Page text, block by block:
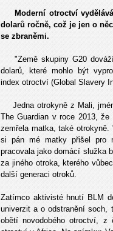
Moderní otroctví vydělává
dolarů ročně, což je jen o
se zbraněmi.
"Země skupiny G20
dolarů, které mohlo být
index otroctví (Global Slavery
Jedna otrokyně z Mali,
The Guardian v roce 2013,
zemřela matka, také
si pán mé matky přišel pro
pracovala jako domácí služka
za jiného otroka, kterého
další generaci otroků.
Zatímco aktivisté hnutí BLM
univerzit a o odstranění soch,
obětí novodobého otroctví,